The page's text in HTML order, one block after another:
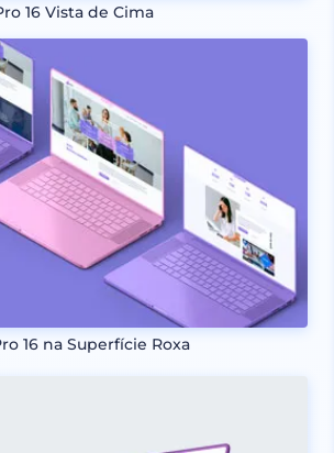
16 Vista de Cima
16 na Superfície Roxa